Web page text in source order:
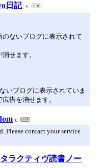
日記
のないブログに表示されて
せます。
いブログに表示されていま
告を消せます。
Please contact your service
ラクティヴ読書ノー